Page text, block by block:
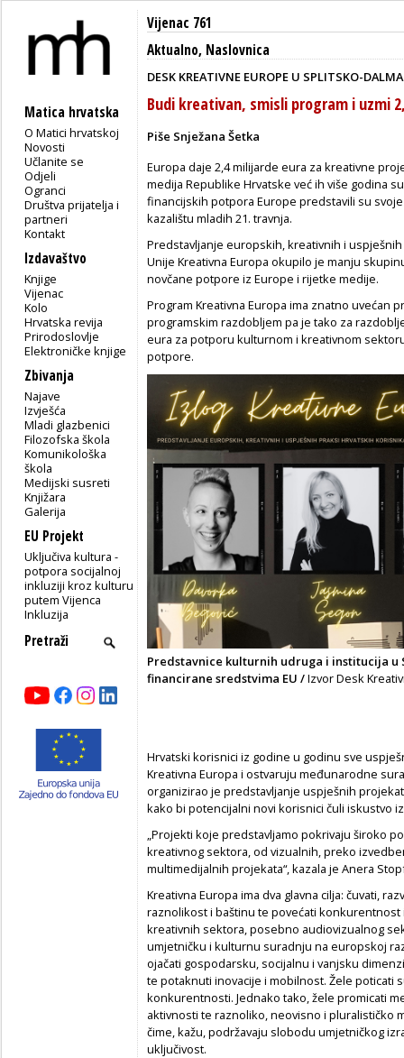
Matica hrvatska
O Matici hrvatskoj
Novosti
Učlanite se
Odjeli
Ogranci
Društva prijatelja i
partneri
Kontakt
Izdavaštvo
Knjige
Vijenac
Kolo
Hrvatska revija
Prirodoslovlje
Elektroničke knjige
Zbivanja
Najave
Izvješća
Mladi glazbenici
Filozofska škola
Komunikološka
škola
Medijski susreti
Knjižara
Galerija
EU Projekt
Uključiva kultura -
potpora socijalnoj
inkluziji kroz kulturu
putem Vijenca
Inkluzija
Vijenac 761
Aktualno, Naslovnica
DESK KREATIVNE EUROPE U SPLITSKO-
Budi kreativan, smisli program i uzmi
Piše Snježana Šetka
Europa daje 2,4 milijarde eura za kreativne
medija Republike Hrvatske već ih više godina
financijskih potpora Europe predstavili su
kazalištu mladih 21. travnja.
Predstavljanje europskih, kreativnih i
Unije Kreativna Europa okupilo je manju
novčane potpore iz Europe i rijetke medije.
Program Kreativna Europa ima znatno uvećan
programskim razdobljem pa je tako za
eura za potporu kulturnom i kreativnom
potpore.
Predstavnice kulturnih udruga i institucija
financirane sredstvima EU /Izvor Desk
Hrvatski korisnici iz godine u godinu sve
Kreativna Europa i ostvaruju međunarodne
organizirao je predstavljanje uspješnih
kako bi potencijalni novi korisnici čuli iskustvo
„Projekti koje predstavljamo pokrivaju široko
kreativnog sektora, od vizualnih, preko
multimedijalnih projekata“, kazala je Anera
Kreativna Europa ima dva glavna cilja: čuvati,
raznolikost i baštinu te povećati
kreativnih sektora, posebno audiovizualnog
umjetničku i kulturnu suradnju na europskoj
ojačati gospodarsku, socijalnu i vanjsku
te potaknuti inovacije i mobilnost. Žele poticati
konkurentnosti. Jednako tako, žele promicati
aktivnosti te raznoliko, neovisno i
čime, kažu, podržavaju slobodu umjetničkog
uključivost.